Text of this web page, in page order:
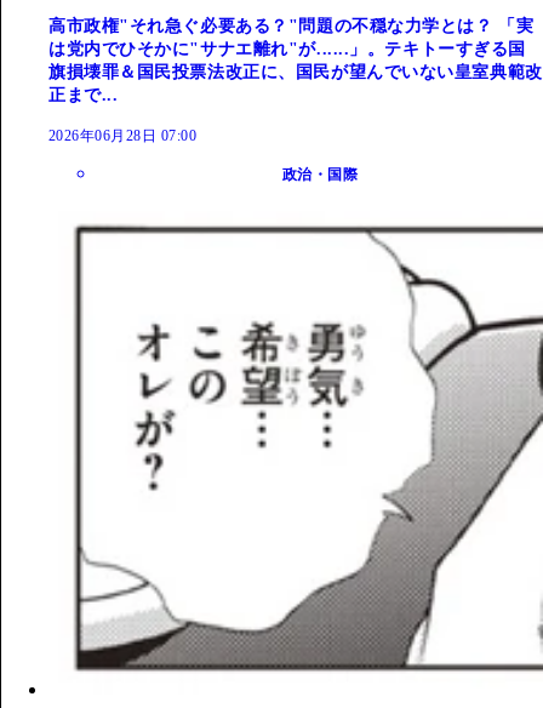
高市政権"それ急ぐ必要ある？"問題の不穏な力学とは？ 「実
は党内でひそかに"サナエ離れ"が......」。テキトーすぎる国
旗損壊罪＆国民投票法改正に、国民が望んでいない皇室典範改
正まで...
2026年06月28日 07:00
政治・国際